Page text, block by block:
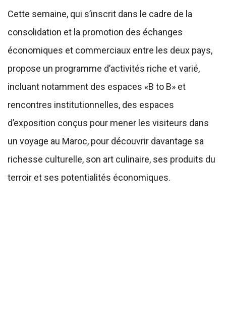
Cette semaine, qui s’inscrit dans le cadre de la
consolidation et la promotion des échanges
économiques et commerciaux entre les deux pays,
propose un programme d’activités riche et varié,
incluant notamment des espaces «B to B» et
rencontres institutionnelles, des espaces
d’exposition conçus pour mener les visiteurs dans
un voyage au Maroc, pour découvrir davantage sa
richesse culturelle, son art culinaire, ses produits du
terroir et ses potentialités économiques.